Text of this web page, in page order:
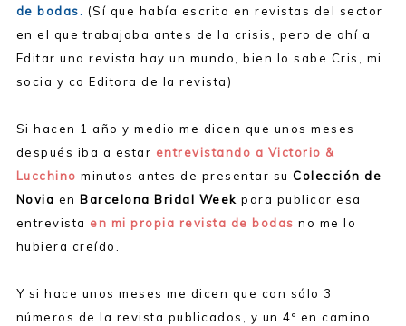
de bodas. (Sí que había escrito en revistas del sector
en el que trabajaba antes de la crisis, pero de ahí a
Editar una revista hay un mundo, bien lo sabe Cris, mi
socia y co Editora de la revista)
Si hacen 1 año y medio me dicen que unos meses
después iba a estar entrevistando a Victorio &
Lucchino minutos antes de presentar suColección de
Novia en Barcelona Bridal Week para publicar esa
entrevista en mi propia revista de bodas no me lo
hubiera creído.
Y si hace unos meses me dicen que con sólo 3
números de la revista publicados, y un 4º en camino,